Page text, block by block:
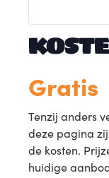
Gratis
Tenzij anders
deze pagina
de kosten.
huidige